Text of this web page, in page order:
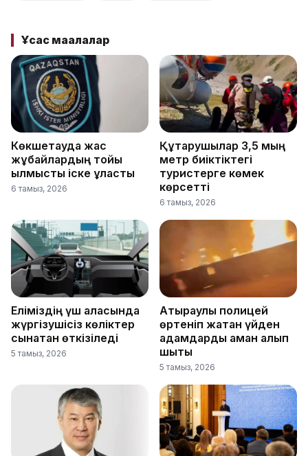
Ұқсас мақалалар
Көкшетауда жас
жұбайлардың тойы
қылмыстық іске ұласты
6 тамыз, 2026
Құтқарушылар 3,5 мың
метр биіктіктегі
туристерге көмек
көрсетті
6 тамыз, 2026
Еліміздің үш қаласында
жүргізушісіз көліктер
сынақтан өткізіледі
5 тамыз, 2026
Атыраулық полицей
өртеніп жатқан үйден
адамдарды аман алып
шықты
5 тамыз, 2026